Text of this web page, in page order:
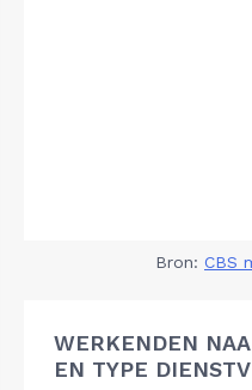
Bron: CBS
WERKENDEN
EN TYPE